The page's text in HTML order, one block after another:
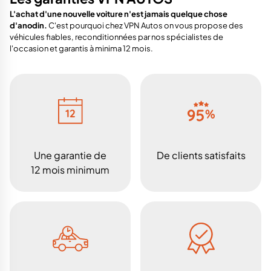
L'achat d'une nouvelle voiture n'est jamais quelque chose
d'anodin.C'est pourquoi chez VPN Autos on vous propose des
véhicules fiables, reconditionnées par nos spécialistes de
l'occasion et garantis à minima 12 mois.
Une garantie de
12 mois minimum
De clients satisfaits